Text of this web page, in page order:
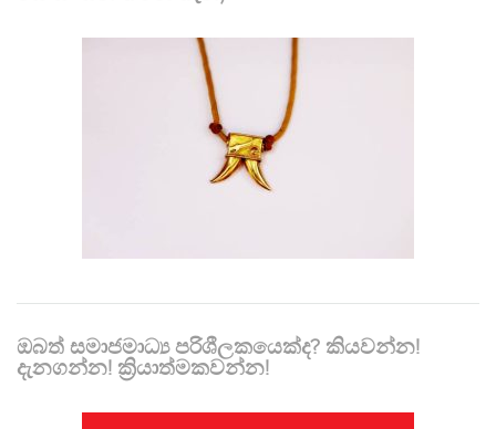
ඔබත් සමාජමාධ්‍ය පරිශීලකයෙක්ද? කියවන්න!
දැනගන්න! ක්‍රියාත්මකවන්න!